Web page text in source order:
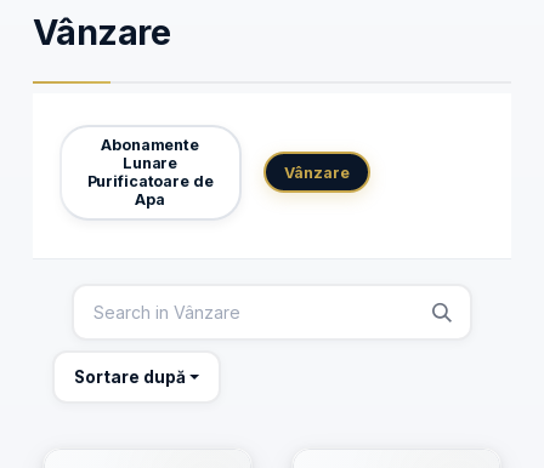
Vânzare
Abonamente
Lunare
Purificatoare de
Apa
Vânzare
Sortare după